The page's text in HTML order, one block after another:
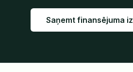
Saņemt finansējuma